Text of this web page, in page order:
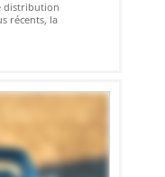
distribution
récents, la